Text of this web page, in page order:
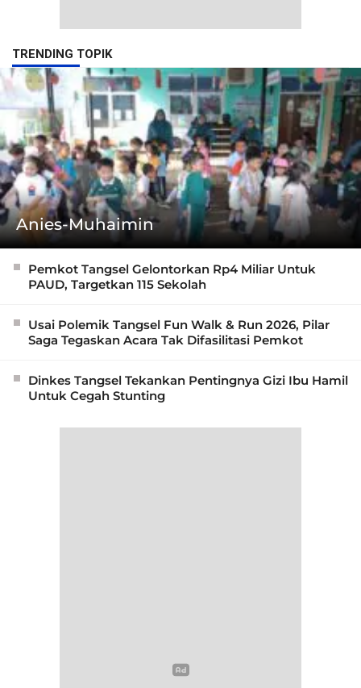
TRENDING TOPIK
Anies-Muhaimin
Pemkot Tangsel Gelontorkan Rp4 Miliar Untuk
PAUD, Targetkan 115 Sekolah
Usai Polemik Tangsel Fun Walk & Run 2026, Pilar
Saga Tegaskan Acara Tak Difasilitasi Pemkot
Dinkes Tangsel Tekankan Pentingnya Gizi Ibu Hamil
Untuk Cegah Stunting